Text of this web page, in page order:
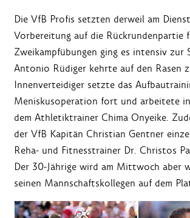
Die VfB Profis setzten derweil am
Vorbereitung auf die Rückrundenpartie
Zweikampfübungen ging es intensiv zur
Antonio Rüdiger kehrte auf den Rasen
Innenverteidiger setzte das
Meniskusoperation fort und arbeitete
dem Athletiktrainer Chima Onyeike.
der VfB Kapitän Christian Gentner
Reha- und Fitnesstrainer Dr. Christos
Der 30-Jährige wird am Mittwoch aber
seinen Mannschaftskollegen auf dem